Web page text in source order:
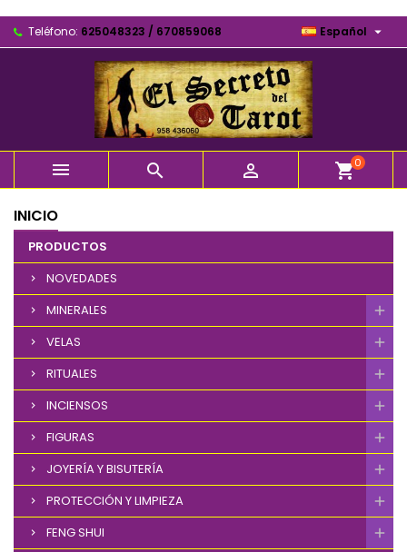
Teléfono: 625048323 / 670859068 Español 
   shopping_cart0
INICIO
PRODUCTOS
NOVEDADES
MINERALES
VELAS
RITUALES
INCIENSOS
FIGURAS
JOYERÍA Y BISUTERÍA
PROTECCIÓN Y LIMPIEZA
FENG SHUI